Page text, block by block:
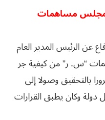
مجلس مساهمات
عن الرئيس المدير العام
“س. ر” من كيفية جر
بالتحقيق وصولا إلى
دولة وكان يطبق القرارات